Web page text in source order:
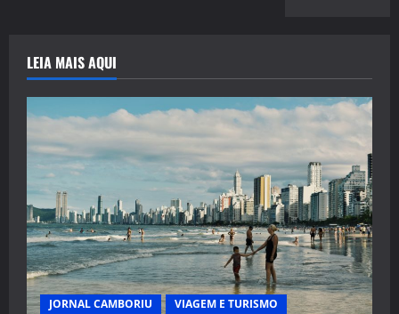
LEIA MAIS AQUI
JORNAL CAMBORIU VIAGEM E TURISMO